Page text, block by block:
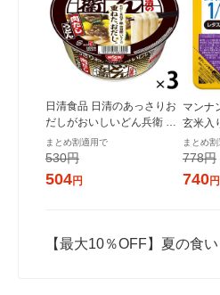
日清食品 日清のあっさりお
だしがおいしいどん兵衛 ４
種の具材が入った肉だしう
どん 3個 カップ麺 カップう
まとめ割適用で
530円
504円
マンナ
玄米入
まとめ
778円
740円
【最大10％OFF】夏の食